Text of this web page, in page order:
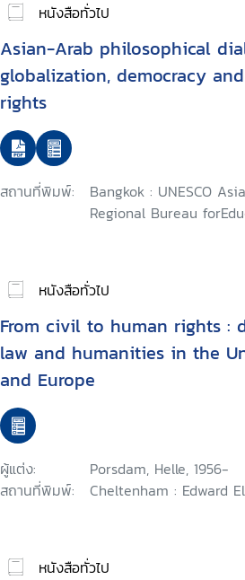
หนังสือทั่วไป
Asian-Arab philosophical
globalization, democracy
rights
สถานที่พิมพ์:
Bangkok : UNESCO
Regional Bureau
หนังสือทั่วไป
From civil to human rights :
law and humanities in the
and Europe
ผู้แต่ง:
Porsdam, Helle, 1956-
สถานที่พิมพ์:
Cheltenham : Edward
หนังสือทั่วไป